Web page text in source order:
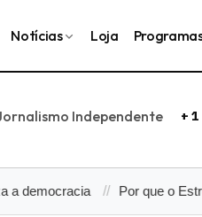
Notícias Loja
Independente +
Por que o Estreito